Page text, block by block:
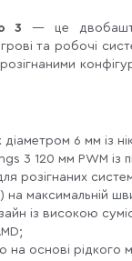
3
— це
та робочі
розігнаними
діаметром 6 мм
3 120 мм PWM
розігнаних
максимальній
із високою
на основі рідкого